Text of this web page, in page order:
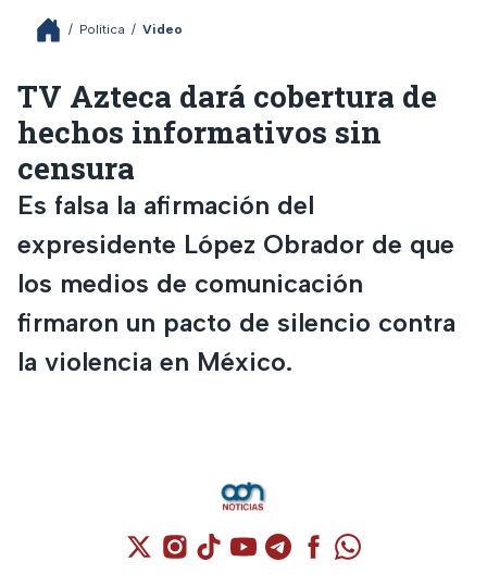
/ Política / Video
TV Azteca dará cobertura de
hechos informativos sin
censura
Es falsa la afirmación del
expresidente López Obrador de que
los medios de comunicación
firmaron un pacto de silencio contra
la violencia en México.
Cuenta de X / Twitter (se abre en una
Cuenta de Instagram (se abre en una
Cuenta de TikTok (se abre en
Cuenta de YouTube (se abre
Cuenta de Telegram (se
Cuenta de
Cuenta de